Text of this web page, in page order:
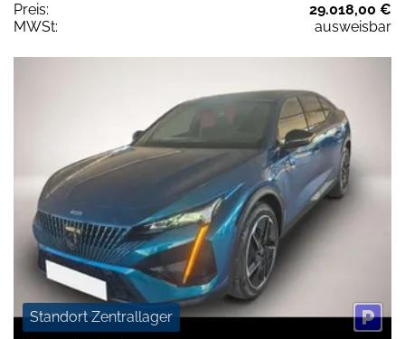
Preis:
29.018,00 €
MWSt:
ausweisbar
Standort Zentrallager